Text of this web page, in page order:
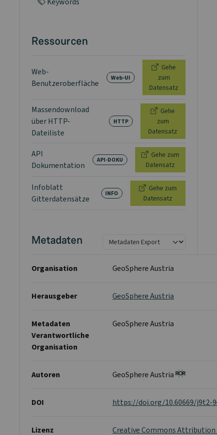
Ressourcen
Web-
Benutzeroberfläche
Web-UI
Gehe
zum
Datensatz
Massendownload
über HTTP-
Dateiliste
HTTP
Gehe
zum
Datensatz
API
Dokumentation
API-DOKU
Gehe zum
Datensatz
Infoblatt
Gitterdatensätze
INFO
Gehe zum
Datensatz
Metadaten
Organisation GeoSphere Austria
Herausgeber GeoSphere Austria
Metadaten
Verantwortliche
Organisation
GeoSphere Austria
Autoren GeoSphere Austria
DOI https://doi.org/10.60669/j9t2-
Lizenz Creative Commons